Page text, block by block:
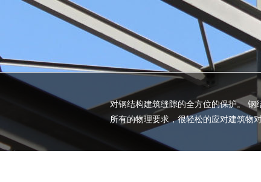
对钢结构建筑缝隙的全方位的保护。
所有的物理要求，很轻松的应对建筑物